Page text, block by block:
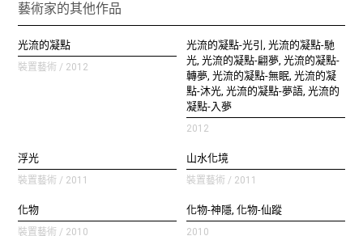
藝術家的其他作品
光流的凝點
裝置藝術 / 2012
光流的凝點‐光引, 光流的凝點‐馳
光, 光流的凝點‐翩夢, 光流的凝點‐
轉夢, 光流的凝點‐無眠, 光流的凝
點‐沐光, 光流的凝點‐夢語, 光流的
凝點‐入夢
2012
浮光
裝置藝術 / 2011
山水化境
裝置藝術 / 2011
化物
裝置藝術 / 2010
化物‐神隱, 化物‐仙蹤
2010